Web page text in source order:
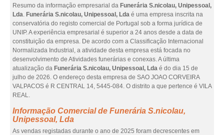
Resumo da informação empresarial da Funerária S.nicolau, Unipessoal,
Lda. Funerária S.nicolau, Unipessoal, Lda é uma empresa inscrita na
conservatória do registo comercial de Portugal sob a forma jurídica de
UNIP. A experiência empresarial é superior a 24 anos desde a data de
constituição da empresa. De acordo com a Classificação Internacional
Normalizada Industrial, a atividade desta empresa está focada no
desenvolvimento de Atividades funerárias e conexas. A última
atualização da Funerária S.nicolau, Unipessoal, Lda é do dia 15 de
julho de 2026. O endereço desta empresa de SAO JOAO CORVEIRA
VALPACOS é R CENTRAL 14, 5445-084. O distrito a que pertence é VILA
REAL.
Informação Comercial de Funerária S.nicolau,
Unipessoal, Lda
As vendas registadas durante o ano de 2025 foram decrescentes em